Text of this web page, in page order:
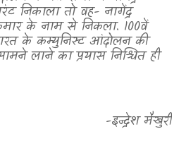
निकाला तो वह- नागेंद्र
के नाम से निकला. 100वें
के कम्युनिस्ट आंदोलन की
लाने का प्रयास निश्चित ही
-इन्द्रेश मैखुरी